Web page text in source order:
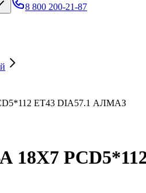
8 800 200-21-87
ET43 DIA57.1 АЛМАЗ